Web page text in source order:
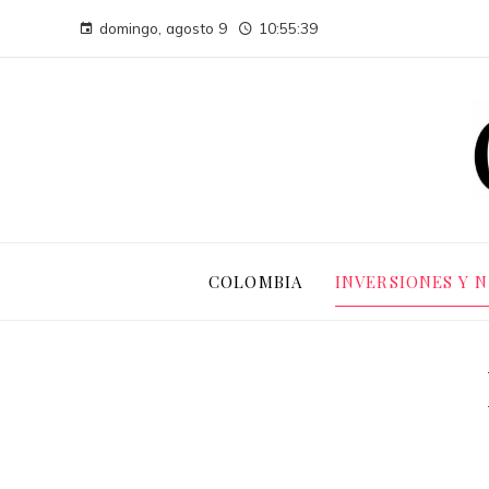
domingo, agosto 9 10:55:40
COLOMBIA INVERSIONES Y